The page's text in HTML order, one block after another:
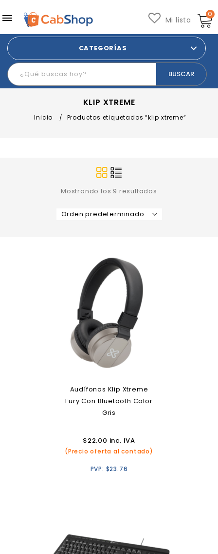
0
Mi lista
CATEGORÍAS
KLIP XTREME
Inicio / Productos etiquetados “klip xtreme”
Mostrando los 9 resultados
Orden predeterminado
Audífonos Klip Xtreme
Fury Con Bluetooth Color
Gris
$22.00 inc. IVA
(Precio oferta al contado)
PVP: $23.76